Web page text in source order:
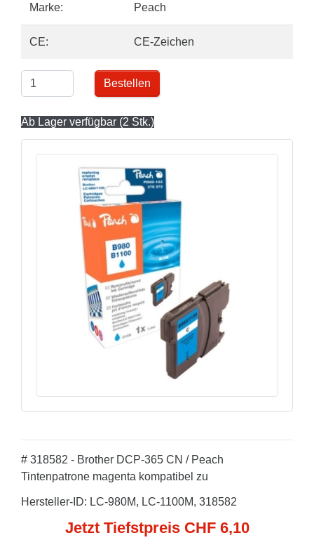
Marke: Peach
CE: CE-Zeichen
Bestellen
Ab Lager verfügbar (2 Stk.)
# 318582 - Brother DCP-365 CN / Peach
Tintenpatrone magenta kompatibel zu
Hersteller-ID: LC-980M, LC-1100M, 318582
Jetzt Tiefstpreis CHF 6,10